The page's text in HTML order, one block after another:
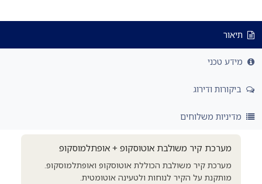
תיאור
מידע טכני
ביקורות ודירוג
מדיניות משלוחים
מערכת קיר משולבת אוטוסקופ + אופתלמוסקופ
מערכת קיר משולבת הכוללת אוטוסקופ ואופתלמוסקופ.
מותקנת על הקיר לנוחות ולטעינה אוטומטית.